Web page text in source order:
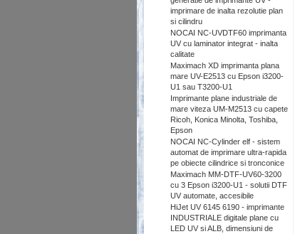
imprimare de inalta rezolutie plan
si cilindru
NOCAI NC-UVDTF60 imprimanta
UV cu laminator integrat - inalta
calitate
Maximach XD imprimanta plana
mare UV-E2513 cu Epson i3200-
U1 sau T3200-U1
Imprimante plane industriale de
mare viteza UM-M2513 cu capete
Ricoh, Konica Minolta, Toshiba,
Epson
NOCAI NC-Cylinder elf - sistem
automat de imprimare ultra-rapida
pe obiecte cilindrice si tronconice
Maximach MM-DTF-UV60-3200
cu 3 Epson i3200-U1 - solutii DTF
UV automate, accesibile
HiJet UV 6145 6190 - imprimante
INDUSTRIALE digitale plane cu
LED UV si ALB, dimensiuni de